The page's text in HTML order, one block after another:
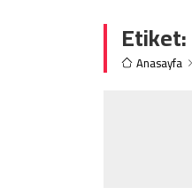
Etiket:
Anasayfa